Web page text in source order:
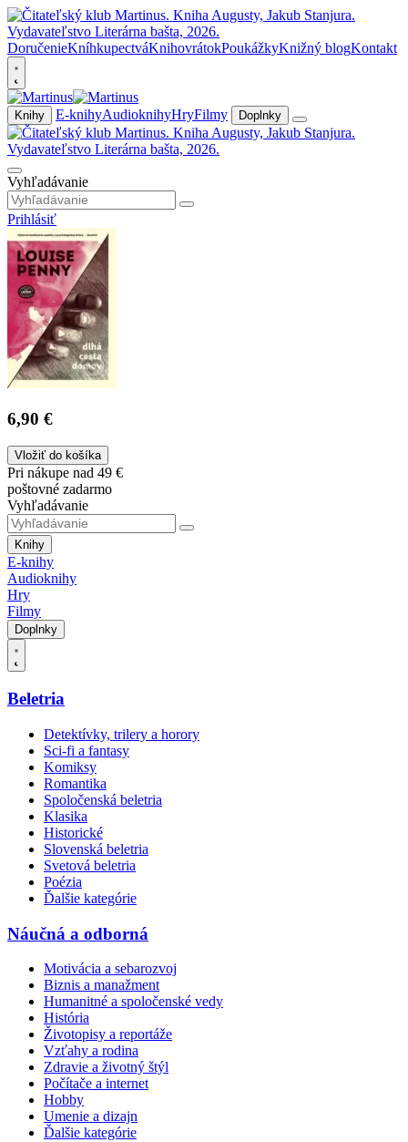
DoručenieKníhkupectváKnihovrátokPoukážkyKnižný blogKontakt
Knihy E-knihyAudioknihyHryFilmy Doplnky
Vyhľadávanie
Prihlásiť
6,90 €
Vložiť do košíka
Pri nákupe nad 49 €
poštovné zadarmo
Vyhľadávanie
Knihy
E-knihy
Audioknihy
Hry
Filmy
Doplnky
Beletria
Detektívky, trilery a horory
Sci-fi a fantasy
Komiksy
Romantika
Spoločenská beletria
Klasika
Historické
Slovenská beletria
Svetová beletria
Poézia
Ďalšie kategórie
Náučná a odborná
Motivácia a sebarozvoj
Biznis a manažment
Humanitné a spoločenské vedy
História
Životopisy a reportáže
Vzťahy a rodina
Zdravie a životný štýl
Počítače a internet
Hobby
Umenie a dizajn
Ďalšie kategórie